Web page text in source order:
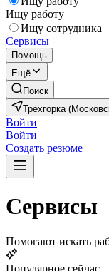
Ищу работу
Ищу сотрудника
Сервисы
Помощь
Ещё
Поиск
Трехгорка
Войти
Войти
Создать резюме
Сервисы
Помогают искать
Популярное сейчас